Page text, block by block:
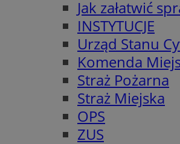
Jak załatwić
INSTYTUCJE
Urząd Stanu
Komenda
Straż Pożarna
Straż Miejska
OPS
ZUS